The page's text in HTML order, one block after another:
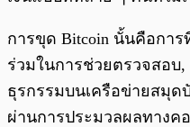
การขุด Bitcoin นั้นคือกา
ร่วมในการช่วยตรวจสอบ
ธุรกรรมบนเครือข่ายสมุ
ผ่านการประมวลผลทางค